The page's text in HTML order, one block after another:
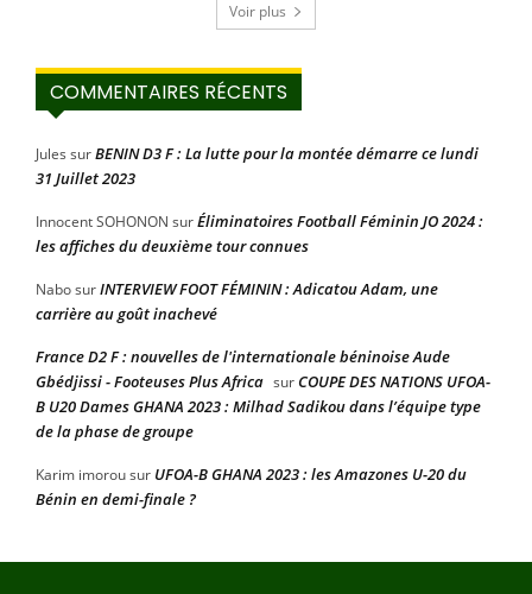
Voir plus
COMMENTAIRES RÉCENTS
Jules surBENIN D3 F : La lutte pour la montée démarre ce lundi
31 Juillet 2023
Innocent SOHONON surÉliminatoires Football Féminin JO 2024 :
les affiches du deuxième tour connues
NabosurINTERVIEW FOOT FÉMININ : Adicatou Adam, une
carrière au goût inachevé
France D2 F : nouvelles de l'internationale béninoise Aude
Gbédjissi - Footeuses Plus Africa surCOUPE DES NATIONS UFOA-
B U20 Dames GHANA 2023 : Milhad Sadikou dans l’équipe type
de la phase de groupe
Karim imorousur UFOA-B GHANA 2023 : les Amazones U-20 du
Bénin en demi-finale ?